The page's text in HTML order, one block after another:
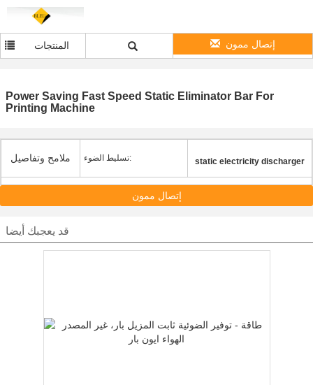
المنتجات إتصال ممون
Power Saving Fast Speed Static Eliminator Bar For
Printing Machine
ملامح وتفاصيل تسليط الضوء: static electricity discharger
إتصال ممون
قد يعجبك أيضا